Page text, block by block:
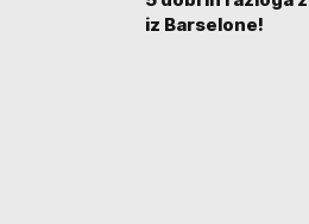
iz Barselone!